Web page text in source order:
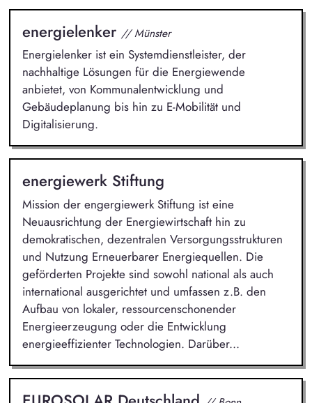
energielenker // Münster
Energielenker ist ein Systemdienstleister, der
nachhaltige Lösungen für die Energiewende
anbietet, von Kommunalentwicklung und
Gebäudeplanung bis hin zu E-Mobilität und
Digitalisierung.
energiewerk Stiftung
Mission der engergiewerk Stiftung ist eine
Neuausrichtung der Energiewirtschaft hin zu
demokratischen, dezentralen Versorgungsstrukturen
und Nutzung Erneuerbarer Energiequellen. Die
geförderten Projekte sind sowohl national als auch
international ausgerichtet und umfassen z.B. den
Aufbau von lokaler, ressourcenschonender
Energieerzeugung oder die Entwicklung
energieeffizienter Technologien. Darüber...